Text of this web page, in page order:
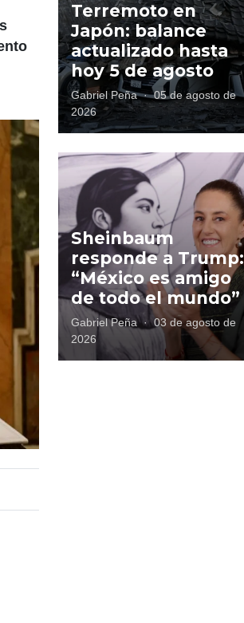
Terremoto en
Japón: balance
actualizado hasta
hoy 5 de agosto
Gabriel Peña · 05 de agosto de
2026
Sheinbaum
responde a Trump:
“México es amigo
de todo el mundo”
Gabriel Peña · 03 de agosto de
2026